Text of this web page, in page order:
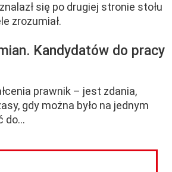
się po drugiej stronie stołu
zrozumiał.
Kandydatów do pracy
prawnik – jest zdania,
gdy można było na jednym
do...